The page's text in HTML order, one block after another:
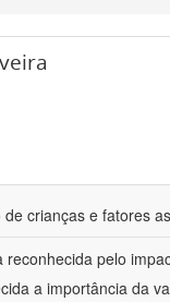
crianças e fatores
pelo
a importância da